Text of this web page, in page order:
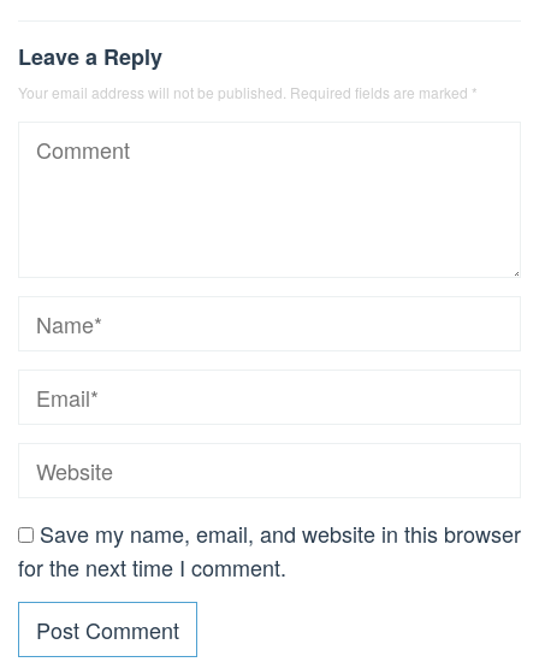
Leave a Reply
Your email address will not be published. Required fields are marked *
Save my name, email, and website in this browser
for the next time I comment.